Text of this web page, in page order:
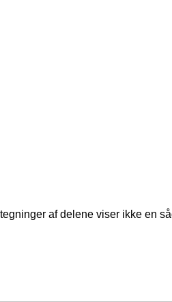
af delene viser ikke en